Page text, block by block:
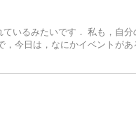
いるみたいです． 私も，自
，今日は，なにかイベントが